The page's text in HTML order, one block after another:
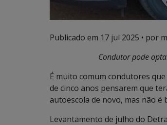
Publicado em 17 jul 2025 • por
Condutor pode
É muito comum condutores
de cinco anos pensarem que
autoescola de novo, mas não é
Levantamento de julho do